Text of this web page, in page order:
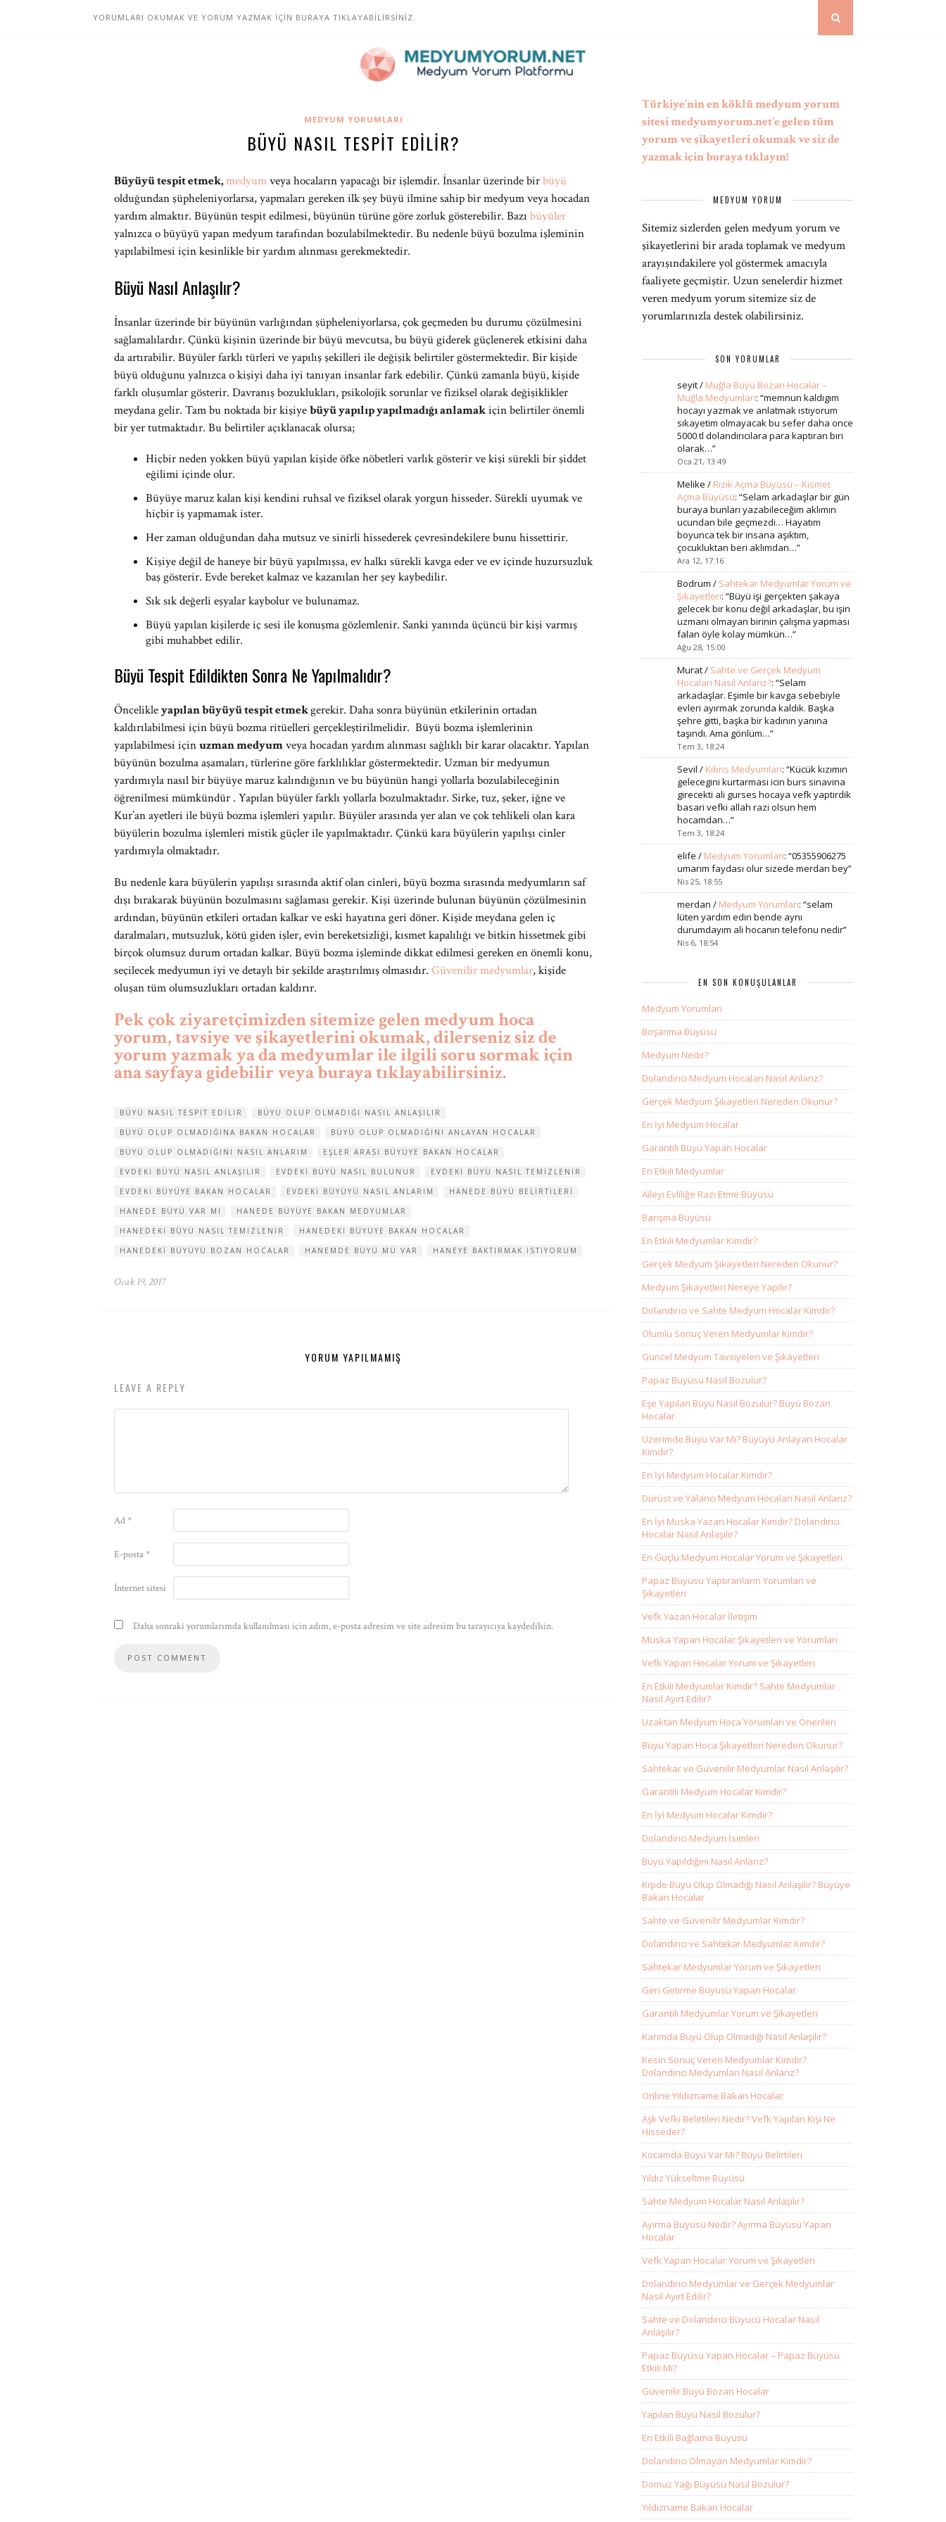
YORUMLARI OKUMAK VE YORUM YAZMAK İÇİN BURAYA TIKLAYABİLİRSİNİZ.
MEDYUM YORUMLARI
BÜYÜ NASIL TESPIT EDILIR?
Büyüyü tespit etmek,medyumveya hocaların yapacağı bir işlemdir. İnsanlar üzerinde birbüyü
olduğundan şüpheleniyorlarsa, yapmaları gereken ilk şey büyü ilmine sahip bir medyum veya hocadan
yardım almaktır. Büyünün tespit edilmesi, büyünün türüne göre zorluk gösterebilir. Bazı büyüler
yalnızca o büyüyü yapan medyum tarafından bozulabilmektedir. Bu nedenle büyü bozulma işleminin
yapılabilmesi için kesinlikle bir yardım alınması gerekmektedir.
Büyü Nasıl Anlaşılır?
İnsanlar üzerinde bir büyünün varlığından şüpheleniyorlarsa, çok geçmeden bu durumu çözülmesini
sağlamalılardır. Çünkü kişinin üzerinde bir büyü mevcutsa, bu büyü giderek güçlenerek etkisini daha
da artırabilir. Büyüler farklı türleri ve yapılış şekilleri ile değişik belirtiler göstermektedir. Bir kişide
büyü olduğunu yalnızca o kişiyi daha iyi tanıyan insanlar fark edebilir. Çünkü zamanla büyü, kişide
farklı oluşumlar gösterir. Davranış bozuklukları, psikolojik sorunlar ve fiziksel olarak değişiklikler
meydana gelir. Tam bu noktada bir kişiyebüyü yapılıp yapılmadığı anlamakiçin belirtiler önemli
bir yer tutmaktadır. Bu belirtiler açıklanacak olursa;
Hiçbir neden yokken büyü yapılan kişide öfke nöbetleri varlık gösterir ve kişi sürekli bir şiddet
eğilimi içinde olur.
Büyüye maruz kalan kişi kendini ruhsal ve fiziksel olarak yorgun hisseder. Sürekli uyumak ve
hiçbir iş yapmamak ister.
Her zaman olduğundan daha mutsuz ve sinirli hissederek çevresindekilere bunu hissettirir.
Kişiye değil de haneye bir büyü yapılmışsa, ev halkı sürekli kavga eder ve ev içinde huzursuzluk
baş gösterir. Evde bereket kalmaz ve kazanılan her şey kaybedilir.
Sık sık değerli eşyalar kaybolur ve bulunamaz.
Büyü yapılan kişilerde iç sesi ile konuşma gözlemlenir. Sanki yanında üçüncü bir kişi varmış
gibi muhabbet edilir.
Büyü Tespit Edildikten Sonra Ne Yapılmalıdır?
Öncelikleyapılan büyüyü tespit etmekgerekir. Daha sonra büyünün etkilerinin ortadan
kaldırılabilmesi için büyü bozma ritüelleri gerçekleştirilmelidir. Büyü bozma işlemlerinin
yapılabilmesi içinuzman medyumveya hocadan yardım alınması sağlıklı bir karar olacaktır. Yapılan
büyünün bozulma aşamaları, türlerine göre farklılıklar göstermektedir. Uzman bir medyumun
yardımıyla nasıl bir büyüye maruz kalındığının ve bu büyünün hangi yollarla bozulabileceğinin
öğrenilmesi mümkündür . Yapılan büyüler farklı yollarla bozulmaktadır. Sirke, tuz, şeker, iğne ve
Kur’an ayetleri ile büyü bozma işlemleri yapılır. Büyüler arasında yer alan ve çok tehlikeli olan kara
büyülerin bozulma işlemleri mistik güçler ile yapılmaktadır. Çünkü kara büyülerin yapılışı cinler
yardımıyla olmaktadır.
Bu nedenle kara büyülerin yapılışı sırasında aktif olan cinleri, büyü bozma sırasında medyumların saf
dışı bırakarak büyünün bozulmasını sağlaması gerekir. Kişi üzerinde bulunan büyünün çözülmesinin
ardından, büyünün etkileri ortadan kalkar ve eski hayatına geri döner. Kişide meydana gelen iç
daralmaları, mutsuzluk, kötü giden işler, evin bereketsizliği, kısmet kapalılığı ve bitkin hissetmek gibi
birçok olumsuz durum ortadan kalkar. Büyü bozma işleminde dikkat edilmesi gereken en önemli konu,
seçilecek medyumun iyi ve detaylı bir şekilde araştırılmış olmasıdır. Güvenilir medyumlar, kişide
oluşan tüm olumsuzlukları ortadan kaldırır.
Pek çok ziyaretçimizden sitemize gelen medyum hoca
yorum, tavsiye ve şikayetlerini okumak, dilerseniz siz de
yorum yazmak ya da medyumlar ile ilgili soru sormak için
ana sayfaya gidebilir veya buraya tıklayabilirsiniz.
BÜYÜ NASIL TESPIT EDILIR
BÜYÜ OLUP OLMADIĞI NASIL ANLAŞILIR
BÜYÜ OLUP OLMADIĞINA BAKAN HOCALAR
BÜYÜ OLUP OLMADIĞINI ANLAYAN HOCALAR
BÜYÜ OLUP OLMADIĞINI NASIL ANLARIM
EŞLER ARASI BÜYÜYE BAKAN HOCALAR
EVDEKI BÜYÜ NASIL ANLAŞILIR
EVDEKI BÜYÜ NASIL BULUNUR
EVDEKI BÜYÜ NASIL TEMIZLENIR
EVDEKI BÜYÜYE BAKAN HOCALAR
EVDEKI BÜYÜYÜ NASIL ANLARIM
HANEDE BÜYÜ BELIRTILERI
HANEDE BÜYÜ VAR MI
HANEDE BÜYÜYE BAKAN MEDYUMLAR
HANEDEKI BÜYÜ NASIL TEMIZLENIR
HANEDEKI BÜYÜYE BAKAN HOCALAR
HANEDEKI BÜYÜYÜ BOZAN HOCALAR
HANEMDE BÜYÜ MÜ VAR HANEYE BAKTIRMAK ISTIYORUM
Ocak 19, 2017
YORUM YAPILMAMIŞ
LEAVE A REPLY
Ad*
E-posta*
İnternet sitesi
Daha sonraki yorumlarımda kullanılması için adım, e-posta adresim ve site adresim bu tarayıcıya kaydedilsin.
Türkiye'nin en köklü medyum yorum
sitesi medyumyorum.net'e gelen tüm
yorum ve şikayetleri okumak ve siz de
yazmak için buraya tıklayın!
MEDYUM YORUM
Sitemiz sizlerden gelen medyum yorum ve
şikayetlerini bir arada toplamak ve medyum
arayışındakilere yol göstermek amacıyla
faaliyete geçmiştir. Uzun senelerdir hizmet
veren medyum yorum sitemize siz de
yorumlarınızla destek olabilirsiniz.
SON YORUMLAR
seyit/ Muğla Büyü Bozan Hocalar –
Muğla Medyumları: “memnun kaldıgım
hocayı yazmak ve anlatmak ıstıyorum
sıkayetim olmayacak bu sefer daha once
5000 tl dolandırıcılara para kaptıran bırı
olarak…”
Oca 21, 13:49
Melike / Rızık Açma Büyüsü – Kısmet
Açma Büyüsü: “Selam arkadaşlar bir gün
buraya bunları yazabileceğim aklımın
ucundan bile geçmezdi… Hayatım
boyunca tek bir insana aşıktım,
çocukluktan beri aklımdan…”
Ara 12, 17:16
Bodrum / Sahtekar Medyumlar Yorum ve
Şikayetleri: “Büyü işi gerçekten şakaya
gelecek bir konu değil arkadaşlar, bu işin
uzmanı olmayan birinin çalışma yapması
falan öyle kolay mümkün…”
Ağu 28, 15:00
Murat/ Sahte ve Gerçek Medyum
Hocaları Nasıl Anlarız?: “Selam
arkadaşlar. Eşimle bir kavga sebebiyle
evleri ayırmak zorunda kaldık. Başka
şehre gitti, başka bir kadının yanına
taşındı. Ama gönlüm…”
Tem 3, 18:24
Sevil / Kıbrıs Medyumları: “Kücük kızımın
gelecegini kurtarmasi icin burs sinavina
girecekti ali gurses hocaya vefk yaptirdik
basari vefki allah razi olsun hem
hocamdan…”
Tem 3, 18:24
elife / Medyum Yorumları: “05355906275
umarım faydası olur sizede merdan bey”
Nis 25, 18:55
merdan / Medyum Yorumları: “selam
lüten yardım edin bende aynı
durumdayım ali hocanın telefonu nedir”
Nis 6, 18:54
EN SON KONUŞULANLAR
Medyum Yorumları
Boşanma Büyüsü
Medyum Nedir?
Dolandırıcı Medyum Hocaları Nasıl Anlarız?
Gerçek Medyum Şikayetleri Nereden Okunur?
En İyi Medyum Hocalar
Garantili Büyü Yapan Hocalar
En Etkili Medyumlar
Aileyi Evliliğe Razı Etme Büyüsü
Barışma Büyüsü
En Etkili Medyumlar Kimdir?
Gerçek Medyum Şikayetleri Nereden Okunur?
Medyum Şikayetleri Nereye Yapılır?
Dolandırıcı ve Sahte Medyum Hocalar Kimdir?
Olumlu Sonuç Veren Medyumlar Kimdir?
Güncel Medyum Tavsiyeleri ve Şikayetleri
Papaz Büyüsü Nasıl Bozulur?
Eşe Yapılan Büyü Nasıl Bozulur? Büyü Bozan
Hocalar
Üzerimde Büyü Var Mı? Büyüyü Anlayan Hocalar
Kimdir?
En İyi Medyum Hocalar Kimdir?
Dürüst ve Yalancı Medyum Hocaları Nasıl Anlarız?
En İyi Muska Yazan Hocalar Kimdir? Dolandırıcı
Hocalar Nasıl Anlaşılır?
En Güçlü Medyum Hocalar Yorum ve Şikayetleri
Papaz Büyüsü Yaptıranların Yorumları ve
Şikayetleri
Vefk Yazan Hocalar İletişim
Muska Yapan Hocalar Şikayetleri ve Yorumları
Vefk Yapan Hocalar Yorum ve Şikayetleri
En Etkili Medyumlar Kimdir? Sahte Medyumlar
Nasıl Ayırt Edilir?
Uzaktan Medyum Hoca Yorumları ve Önerileri
Büyü Yapan Hoca Şikayetleri Nereden Okunur?
Sahtekar ve Güvenilir Medyumlar Nasıl Anlaşılır?
Garantili Medyum Hocalar Kimdir?
En İyi Medyum Hocalar Kimdir?
Dolandırıcı Medyum İsimleri
Büyü Yapıldığını Nasıl Anlarız?
Kişide Büyü Olup Olmadığı Nasıl Anlaşılır? Büyüye
Bakan Hocalar
Sahte ve Güvenilir Medyumlar Kimdir?
Dolandırıcı ve Sahtekar Medyumlar Kimdir?
Sahtekar Medyumlar Yorum ve Şikayetleri
Geri Getirme Büyüsü Yapan Hocalar
Garantili Medyumlar Yorum ve Şikayetleri
Karımda Büyü Olup Olmadığı Nasıl Anlaşılır?
Kesin Sonuç Veren Medyumlar Kimdir?
Dolandırıcı Medyumları Nasıl Anlarız?
Online Yıldızname Bakan Hocalar
Aşk Vefki Belirtileri Nedir? Vefk Yapılan Kişi Ne
Hisseder?
Kocamda Büyü Var Mı? Büyü Belirtileri
Yıldız Yükseltme Büyüsü
Sahte Medyum Hocalar Nasıl Anlaşılır?
Ayırma Büyüsü Nedir? Ayırma Büyüsü Yapan
Hocalar
Vefk Yapan Hocalar Yorum ve Şikayetleri
Dolandırıcı Medyumlar ve Gerçek Medyumlar
Nasıl Ayırt Edilir?
Sahte ve Dolandırıcı Büyücü Hocalar Nasıl
Anlaşılır?
Papaz Büyüsü Yapan Hocalar – Papaz Büyüsü
Etkili Mi?
Güvenilir Büyü Bozan Hocalar
Yapılan Büyü Nasıl Bozulur?
En Etkili Bağlama Büyüsü
Dolandırıcı Olmayan Medyumlar Kimdir?
Domuz Yağı Büyüsü Nasıl Bozulur?
Yıldızname Bakan Hocalar